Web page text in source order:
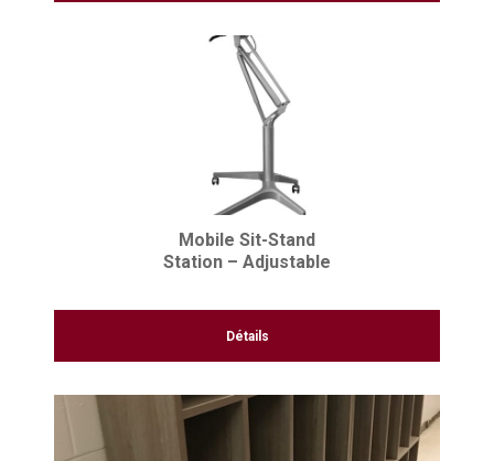
Mobile Sit-Stand
Station – Adjustable
Détails